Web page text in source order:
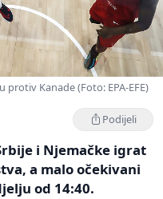
Kanade (Foto: EPA-EFE)
Podijeli
i Njemačke igrat
a malo očekivani
od 14:40.